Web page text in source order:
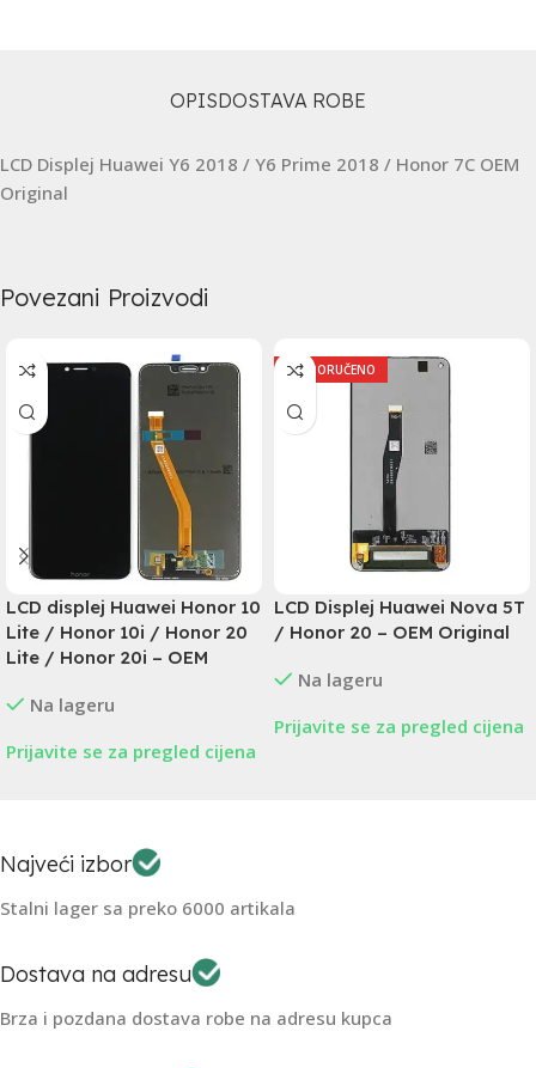
OPISDOSTAVA ROBE
LCD Displej Huawei Y6 2018 / Y6 Prime 2018 / Honor 7C OEM
Original
Povezani Proizvodi
LCD displej Huawei Honor 10
Lite / Honor 10i / Honor 20
Lite / Honor 20i – OEM
Na lageru
Prijavite se za pregled cijena
PREPORUČENO
LCD Displej Huawei Nova 5T
/ Honor 20 – OEM Original
Na lageru
Prijavite se za pregled cijena
Najveći izbor
Stalni lager sa preko 6000 artikala
Dostava na adresu
Brza i pozdana dostava robe na adresu kupca